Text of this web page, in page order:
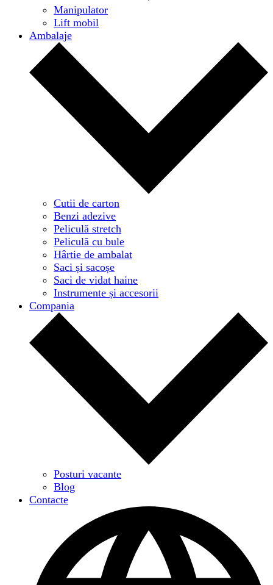
Manipulator
Lift mobil
Ambalaje
Cutii de carton
Benzi adezive
Peliculă stretch
Peliculă cu bule
Hârtie de ambalat
Saci și sacoșe
Saci de vidat haine
Instrumente și accesorii
Compania
Posturi vacante
Blog
Contacte